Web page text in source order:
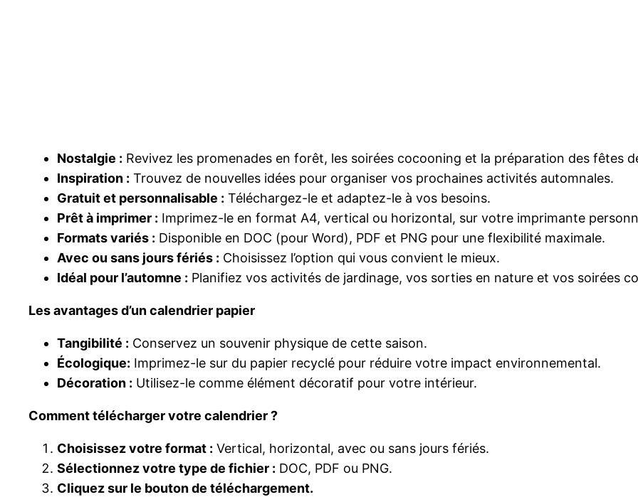
Nostalgie : Revivez les promenades en forêt, les soirées cocooning et la préparation des fêtes
Inspiration : Trouvez de nouvelles idées pour organiser vos prochaines activités automnales.
Gratuit et personnalisable : Téléchargez-le et adaptez-le à vos besoins.
Prêt à imprimer : Imprimez-le en format A4, vertical ou horizontal, sur votre imprimante
Formats variés : Disponible en DOC (pour Word), PDF et PNG pour une flexibilité maximale.
Avec ou sans jours fériés : Choisissez l’option qui vous convient le mieux.
Idéal pour l’automne : Planifiez vos activités de jardinage, vos sorties en nature et vos soirées
Les avantages d’un calendrier papier
Tangibilité : Conservez un souvenir physique de cette saison.
Écologique: Imprimez-le sur du papier recyclé pour réduire votre impact environnemental.
Décoration : Utilisez-le comme élément décoratif pour votre intérieur.
Comment télécharger votre calendrier ?
Choisissez votre format : Vertical, horizontal, avec ou sans jours fériés.
Sélectionnez votre type de fichier : DOC, PDF ou PNG.
Cliquez sur le bouton de téléchargement.